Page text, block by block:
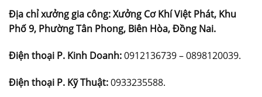
Địa chỉ xưởng gia công:Xưởng Cơ Khí Việt Phát, Khu
Phố 9, Phường Tân Phong, Biên Hòa, Đồng Nai.
Điện thoại P. Kinh Doanh:0912136739 – 0898120039.
Điện thoại P. Kỹ Thuật:0933235588.